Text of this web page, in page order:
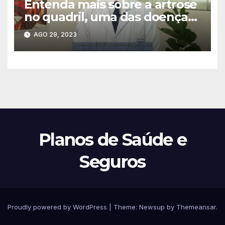
Entenda mais sobre a artrose
no quadril, uma das doenças
mais comuns na ortopedia, e
seu tratamento
AGO 29, 2023
Planos de Saúde e
Seguros
Proudly powered by WordPress Theme: Newsup by Themeansar.